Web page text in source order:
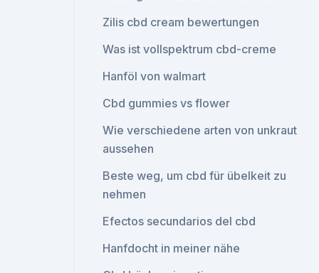
Zilis cbd cream bewertungen
Was ist vollspektrum cbd-creme
Hanföl von walmart
Cbd gummies vs flower
Wie verschiedene arten von unkraut
aussehen
Beste weg, um cbd für übelkeit zu
nehmen
Efectos secundarios del cbd
Hanfdocht in meiner nähe